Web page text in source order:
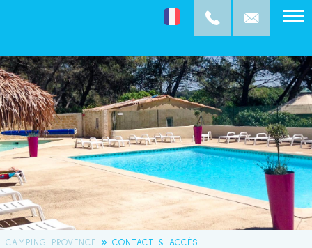
CAMPING PROVENCE » CONTACT & ACCÈS